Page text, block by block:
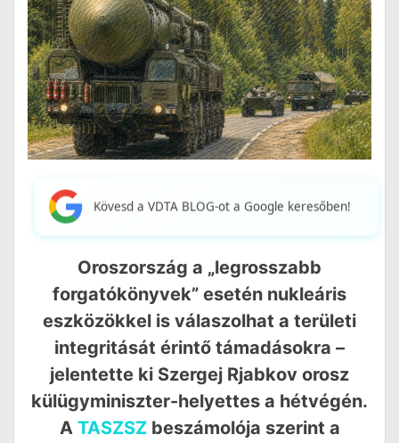
Kövesd a VDTA BLOG-ot a Google keresőben!
Oroszország a „legrosszabb
forgatókönyvek” esetén nukleáris
eszközökkel is válaszolhat a területi
integritását érintő támadásokra –
jelentette ki Szergej Rjabkov orosz
külügyminiszter-helyettes a hétvégén.
A TASZSZ beszámolója szerint a